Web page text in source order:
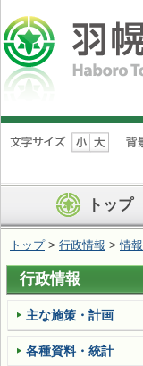
ナ
ビ
ン
を
ば
す
トップ
トップ> 行政情報 >情
行政情報
主な施策・計画
各種資料・統計